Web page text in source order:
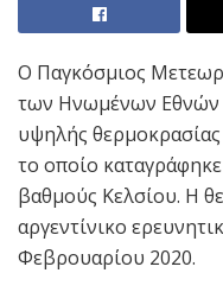
Ο Παγκόσμιος
των Ηνωμένων Εθνών
υψηλής
το οποίο
βαθμούς Κελσίου. Η
αργεντίνικο
Φεβρουαρίου 2020.